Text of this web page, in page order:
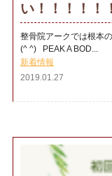
い！！！！！
整骨院アークでは根本
(^ ^) PEAK A BOD...
新着情報
2019.01.27